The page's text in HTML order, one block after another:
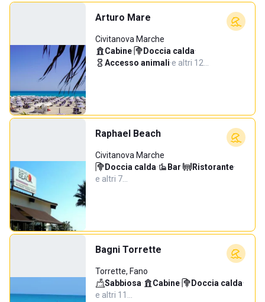
Arturo Mare
Civitanova Marche
Cabine· Doccia calda·
Accesso animali·e altri 12…
Raphael Beach
Civitanova Marche
Doccia calda· Bar· Ristorante·
e altri 7…
Bagni Torrette
Torrette, Fano
Sabbiosa· Cabine· Doccia calda·
e altri 11…